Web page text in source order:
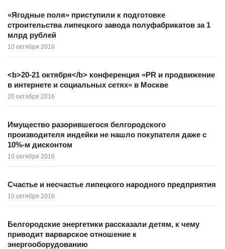
«Ягодные поля» приступили к подготовке
строительства липецкого завода полуфабрикатов за 1
млрд рублей
10 октября 2016
<b>20-21 октября</b> конференция «PR и продвижение
в интернете и социальных сетях» в Москве
20 октября 2016
Имущество разорившегося белгородского
производителя индейки не нашло покупателя даже с
10%-м дисконтом
10 октября 2016
Счастье и несчастье липецкого народного предприятия
10 октября 2016
Белгородские энергетики рассказали детям, к чему
приводит варварское отношение к
энергооборудованию